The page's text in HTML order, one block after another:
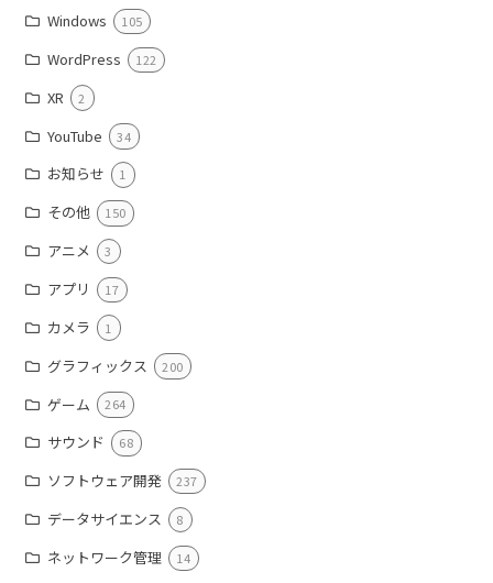
Windows 105
WordPress 122
XR 2
YouTube 34
お知らせ 1
その他 150
アニメ 3
アプリ 17
カメラ 1
グラフィックス 200
ゲーム 264
サウンド 68
ソフトウェア開発 237
データサイエンス 8
ネットワーク管理 14